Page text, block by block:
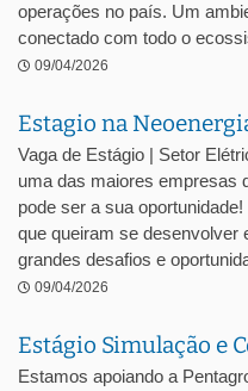
operações no país. Um
conectado com todo o
09/04/2026
Estagio na
Vaga de Estágio | Setor
uma das maiores empresas
pode ser a sua
que queiram se desenvolver
grandes desafios e
09/04/2026
Estágio Simulação e
Estamos apoiando a